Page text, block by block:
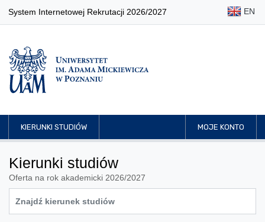
System Internetowej Rekrutacji 2026/2027 EN
KIERUNKI STUDIÓW MOJE KONTO
Kierunki studiów
Oferta na rok akademicki 2026/2027